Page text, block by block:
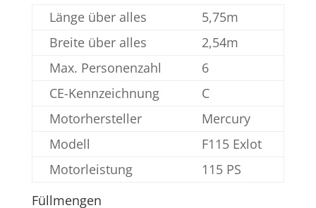
Länge über alles
5,75m
Breite über alles
2,54m
Max. Personenzahl
6
CE-Kennzeichnung
C
Motorhersteller
Mercury
Modell
F115 Exlot
Motorleistung
115 PS
Füllmengen